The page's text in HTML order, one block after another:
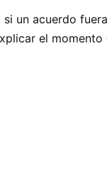
un acuerdo
el